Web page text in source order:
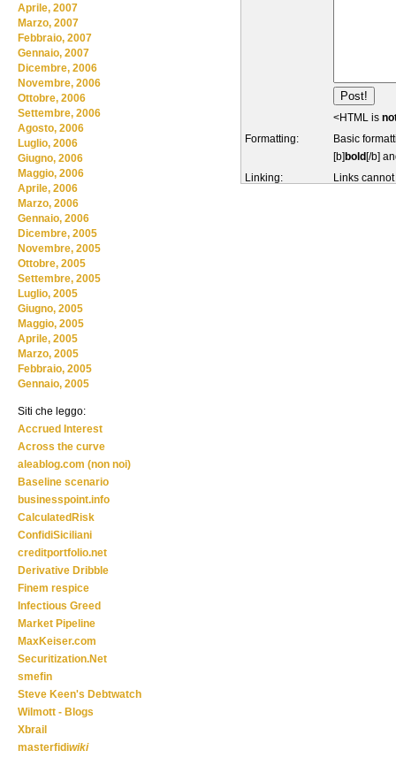
<HTML is
Formatting:
Basic
[b] bold [/b]
Linking:
Links
Aprile, 2007
Marzo, 2007
Febbraio, 2007
Gennaio, 2007
Dicembre, 2006
Novembre, 2006
Ottobre, 2006
Settembre, 2006
Agosto, 2006
Luglio, 2006
Giugno, 2006
Maggio, 2006
Aprile, 2006
Marzo, 2006
Gennaio, 2006
Dicembre, 2005
Novembre, 2005
Ottobre, 2005
Settembre, 2005
Luglio, 2005
Giugno, 2005
Maggio, 2005
Aprile, 2005
Marzo, 2005
Febbraio, 2005
Gennaio, 2005
Siti che leggo:
Accrued Interest
Across the curve
aleablog.com (non noi)
Baseline scenario
businesspoint.info
CalculatedRisk
ConfidiSiciliani
creditportfolio.net
Derivative Dribble
Finem respice
Infectious Greed
Market Pipeline
MaxKeiser.com
Securitization.Net
smefin
Steve Keen's Debtwatch
Wilmott - Blogs
Xbrail
masterfidiwiki